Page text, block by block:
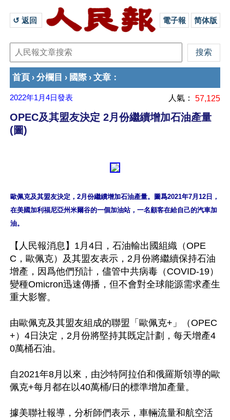
↺ 返回 電子報 简体版
首頁 › 分欄目 › 國際› 文章 ：
2022年1月4日發表 人氣： 57,125
OPEC及其盟友決定 2月份繼續增加石油產量
(圖)
歐佩克及其盟友決定，2月份繼續增加石油產量。圖爲2021年7月12日，
在美國加利福尼亞州米爾谷的一個加油站，一名顧客在給自己的汽車加
【人民報消息】1月4日，石油輸出國組織（OPE
C，歐佩克）及其盟友表示，2月份將繼續保持石油
增產，因爲他們預計，儘管中共病毒（COVID-19）
變種Omicron迅速傳播，但不會對全球能源需求產生
重大影響。
由歐佩克及其盟友組成的聯盟「歐佩克+」（OPEC
+）4日決定，2月份將堅持其既定計劃，每天增產4
0萬桶石油。
自2021年8月以來，由沙特阿拉伯和俄羅斯領導的歐
佩克+每月都在以40萬桶/日的標準增加產量。
據美聯社報導，分析師們表示，車輛流量和航空活